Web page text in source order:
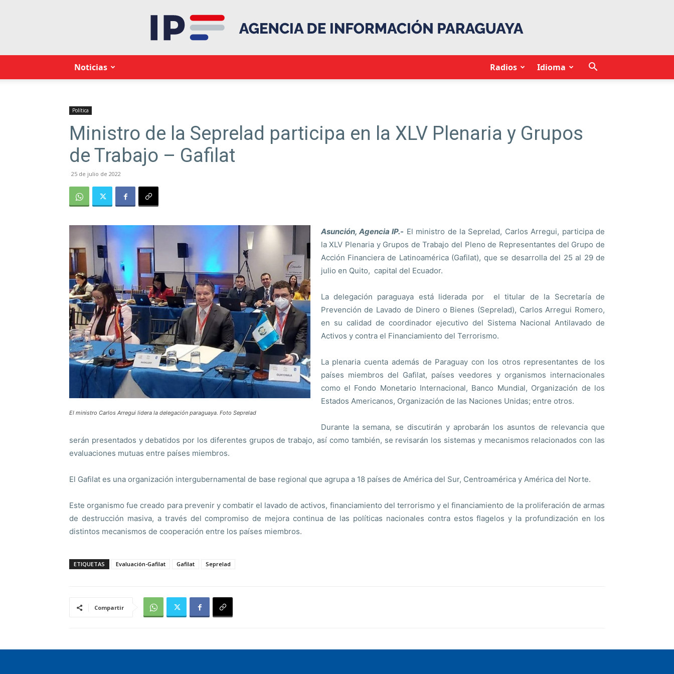
Noticias Idioma
Radios
Política
Ministro de la Seprelad participa en la XLV Plenaria y Grupos
de Trabajo – Gafilat
25 de julio de 2022
El ministro Carlos Arregui lidera la delegación paraguaya. Foto Seprelad
Asunción, Agencia IP.- El ministro de la Seprelad, Carlos Arregui, participa de
la XLV Plenaria y Grupos de Trabajo del Pleno de Representantes del Grupo de
Acción Financiera de Latinoamérica (Gafilat), que se desarrolla del 25 al 29 de
julio en Quito, capital del Ecuador.
La delegación paraguaya está liderada por el titular de la Secretaría de
Prevención de Lavado de Dinero o Bienes (Seprelad), Carlos Arregui Romero,
en su calidad de coordinador ejecutivo del Sistema Nacional Antilavado de
Activos y contra el Financiamiento del Terrorismo.
La plenaria cuenta además de Paraguay con los otros representantes de los
países miembros del Gafilat, países veedores y organismos internacionales
como el Fondo Monetario Internacional, Banco Mundial, Organización de los
Estados Americanos, Organización de las Naciones Unidas; entre otros.
Durante la semana, se discutirán y aprobarán los asuntos de relevancia que
serán presentados y debatidos por los diferentes grupos de trabajo, así como también, se revisarán los sistemas y mecanismos relacionados con las
evaluaciones mutuas entre países miembros.
El Gafilat es una organización intergubernamental de base regional que agrupa a 18 países de América del Sur, Centroamérica y América del Norte.
Este organismo fue creado para prevenir y combatir el lavado de activos, financiamiento del terrorismo y el financiamiento de la proliferación de armas
de destrucción masiva, a través del compromiso de mejora continua de las políticas nacionales contra estos flagelos y la profundización en los
distintos mecanismos de cooperación entre los países miembros.
ETIQUETAS Evaluación-Gafilat Gafilat Seprelad
Compartir